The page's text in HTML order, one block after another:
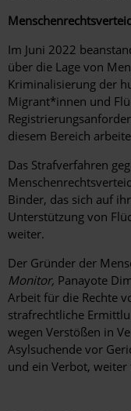
Im Juni 2022
über die Lage von
Kriminalisierung der
Migrant*innen und
diesem Bereich
Das Strafverfahren
Binder, das sich auf
Unterstützung von
weiter.
Der Gründer der
Monitor, Panayote
Arbeit für die Rechte
strafrechtliche
wegen Verstößen in
Asylsuchende vor
und ein Verbot,